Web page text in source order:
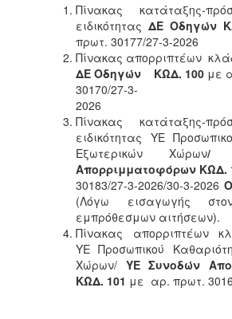
Πίνακας κατάταξης-
ειδικότητας ΔΕ Οδηγών
πρωτ. 30177/27-3-2026
Πίνακας απορριπτέων
ΔΕ Οδηγών ΚΩΔ. 100 με
30170/27-3-
Πίνακας κατάταξης-
ειδικότητας ΥΕ
Εξωτερικών Χώρων/
Απορριμματοφόρων ΚΩΔ.
30183/27-3-2026/30-3-2026
(Λόγω εισαγωγής
εμπρόθεσμων αιτήσεων).
Πίνακας απορριπτέων
ΥΕ Προσωπικού
Χώρων/ ΥΕ Συνοδών
ΚΩΔ. 101 με αρ. πρωτ.